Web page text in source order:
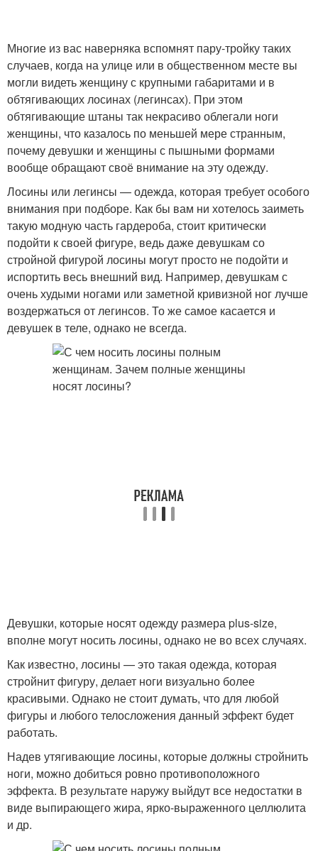
Многие из вас наверняка вспомнят пару-тройку таких
случаев, когда на улице или в общественном месте вы
могли видеть женщину с крупными габаритами и в
обтягивающих лосинах (легинсах). При этом
обтягивающие штаны так некрасиво облегали ноги
женщины, что казалось по меньшей мере странным,
почему девушки и женщины с пышными формами
вообще обращают своё внимание на эту одежду.
Лосины или легинсы — одежда, которая требует особого
внимания при подборе. Как бы вам ни хотелось заиметь
такую модную часть гардероба, стоит критически
подойти к своей фигуре, ведь даже девушкам со
стройной фигурой лосины могут просто не подойти и
испортить весь внешний вид. Например, девушкам с
очень худыми ногами или заметной кривизной ног лучше
воздержаться от легинсов. То же самое касается и
девушек в теле, однако не всегда.
Девушки, которые носят одежду размера plus-size,
вполне могут носить лосины, однако не во всех случаях.
Как известно, лосины — это такая одежда, которая
стройнит фигуру, делает ноги визуально более
красивыми. Однако не стоит думать, что для любой
фигуры и любого телосложения данный эффект будет
работать.
Надев утягивающие лосины, которые должны стройнить
ноги, можно добиться ровно противоположного
эффекта. В результате наружу выйдут все недостатки в
виде выпирающего жира, ярко-выраженного целлюлита
и др.